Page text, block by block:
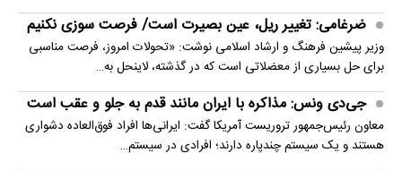
ضرغامی: تغییر ریل، عین بصیرت است/ فرصت سوزی نکنیم
وزیر پیشین فرهنگ و ارشاد اسلامی نوشت: «تحولات امروز، فرصت مناسبی
برای حل بسیاری از معضلاتی‌ است که در گذشته، لاینحل به…
جی‌دی ونس: مذاکره با ایران مانند قدم به جلو و عقب است
معاون رئیس‌جمهور تروریست آمریکا گفت: ایرانی‌ها افراد فوق‌العاده دشواری
هستند و یک سیستم چندپاره دارند؛ افرادی در سیستم…